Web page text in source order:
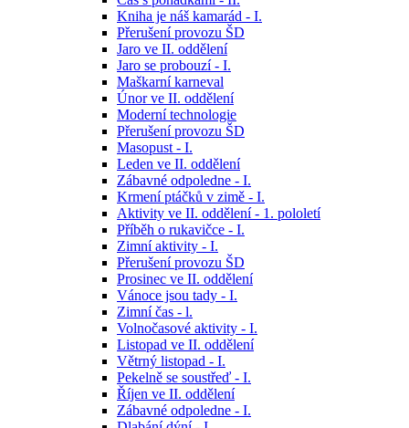
Kniha je náš kamarád - I.
Přerušení provozu ŠD
Jaro ve II. oddělení
Jaro se probouzí - I.
Maškarní karneval
Únor ve II. oddělení
Moderní technologie
Přerušení provozu ŠD
Masopust - I.
Leden ve II. oddělení
Zábavné odpoledne - I.
Krmení ptáčků v zimě - I.
Aktivity ve II. oddělení - 1. pololetí
Příběh o rukavičce - I.
Zimní aktivity - I.
Přerušení provozu ŠD
Prosinec ve II. oddělení
Vánoce jsou tady - I.
Zimní čas - l.
Volnočasové aktivity - I.
Listopad ve II. oddělení
Větrný listopad - I.
Pekelně se soustřeď - I.
Říjen ve II. oddělení
Zábavné odpoledne - I.